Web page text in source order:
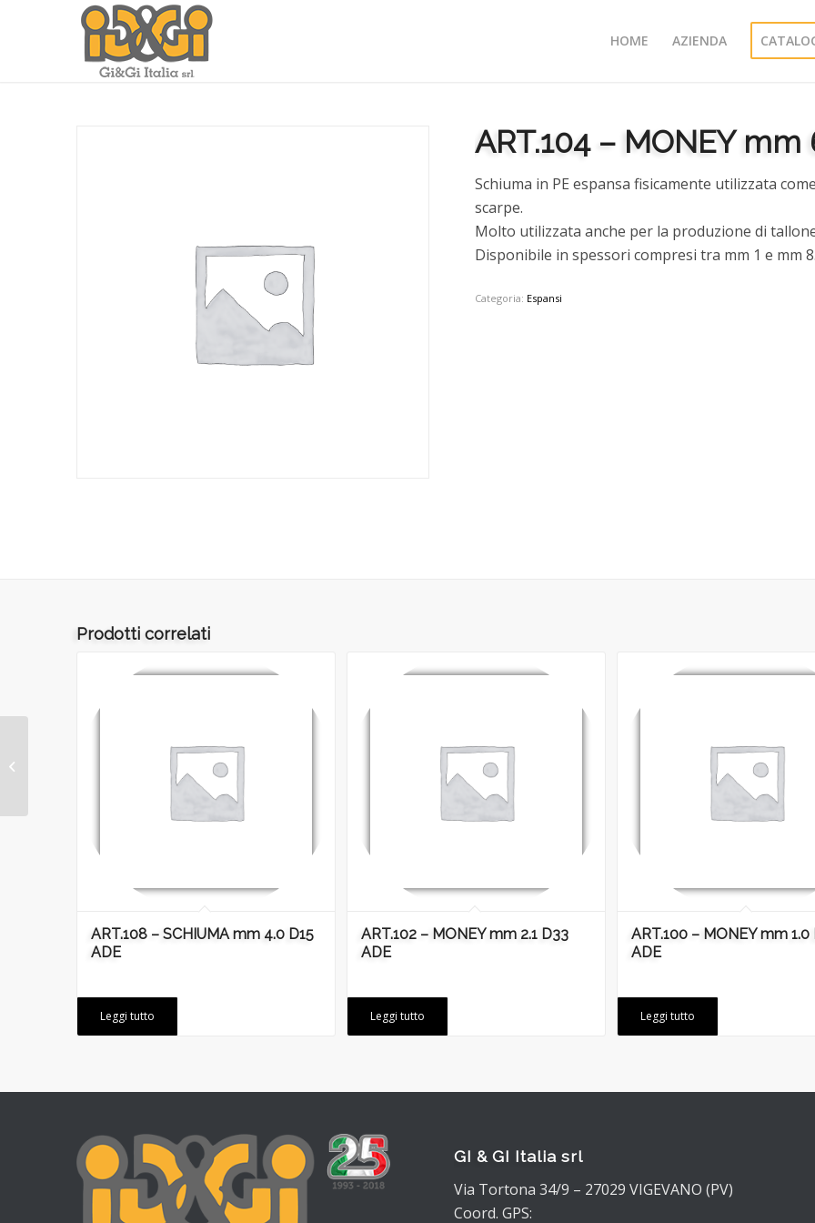
HOME AZIENDA
ART.104 – MONEY mm
Schiuma in PE espansa fisicamente utilizzata
scarpe.
Molto utilizzata anche per la produzione di
Disponibile in spessori compresi tra mm 1 e mm
Categoria: Espansi
Prodotti correlati
ART.108 – SCHIUMA mm 4.0 D15
ADE
Leggi tutto
ART.102 – MONEY mm 2.1 D33
ADE
Leggi tutto
ART.100 – MONEY mm 1.0
ADE
Leggi tutto
GI & GI Italia srl
Via Tortona 34/9 – 27029 VIGEVANO (PV)
Coord. GPS: